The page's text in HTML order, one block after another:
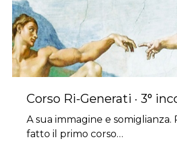
Corso Ri-Generati · 3°
A sua immagine e somiglianza.
fatto il primo corso…